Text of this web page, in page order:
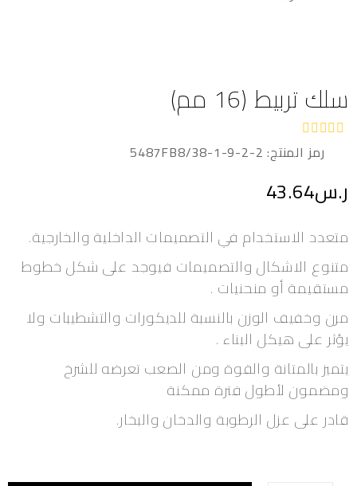
سلك تربيط (16 مم)
ل
ت
ي
0
ن
رمز المنتج:5487FB8/38-1-9-2-2
ر.س43.64
متعدد الاستخدام في التصميمات الداخلية والخارجية.
متنوع الاشكال والتصميمات فيوجد على شكل خطوط
مستقيمة أو منحنيات .
مرن وخفيف الوزن بالنسبة للديكورات والتشطيبات ولا
يؤثر على هيكل البناء .
يتميز بالمتانة والقوة ومن الصعب تعرضه للشرخ
ومضمون لأطول فترة ممكنة
قادر على عزل الرطوبة والدخان والبخار.